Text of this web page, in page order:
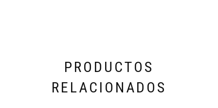
PRODUCTOS
RELACIONADOS